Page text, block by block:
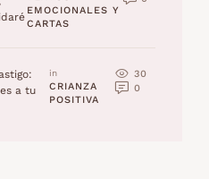
EMOCIONALES Y
CARTAS
a tu
in
CRIANZA
POSITIVA
30
0